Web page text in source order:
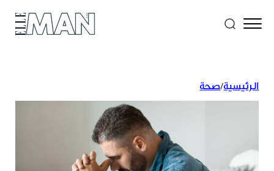
الرئيسية/صحة